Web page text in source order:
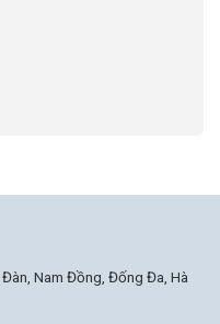
Đàn, Nam Đồng, Đống Đa, Hà